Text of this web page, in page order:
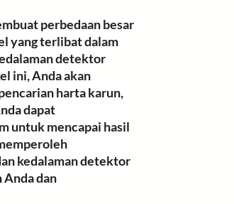
perbedaan besar
yang terlibat dalam
detektor
ini, Anda akan
harta karun,
dapat
untuk mencapai hasil
kedalaman detektor
Anda dan